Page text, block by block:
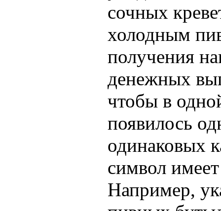
сочных
холодным
получения
денежных
чтобы в
появилось
одинаковых
символ
Например,